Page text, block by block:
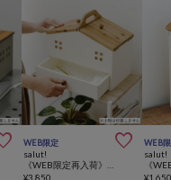
WEB限定 
salut!
¥3,850
WEB
salut!
¥